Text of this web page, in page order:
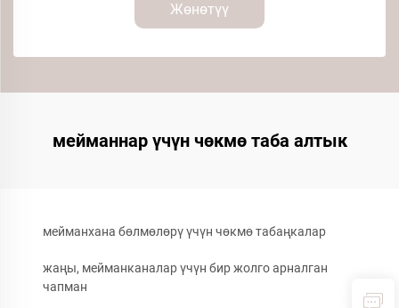
Жөнөтүү
мейманнар үчүн чөкмө таба алтык
мейманхана бөлмөлөрү үчүн чөкмө табаңкалар
жаңы, мейманканалар үчүн бир жолго арналган
чапман